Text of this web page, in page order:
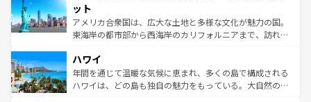
博物館もあり、アルプス観光だけでなく町歩きも満喫する
ことができる。国民の所得が高いため物価も高いが、旅行
者向けの交通パス提供のサービスもあり、うまく活用すれ
着のスイス情報は
ット
アメリカ合衆国は、広大な土地と多様な文化が魅力の国。
東海岸の都市部から西海岸のカリフォルニアまで、訪れる
のような巨大都市は、観光、ショッピング、エンターテイ
ンメントが詰まった刺激的なスポットだ。一方、アメリカ
西部には大自然が広がり、グランドキャニオンやイエロー
ハワイ
年間を通じて温暖な気候に恵まれ、多くの島で構成される
ハワイは、どの島も独自の魅力をもっている。大自然の神